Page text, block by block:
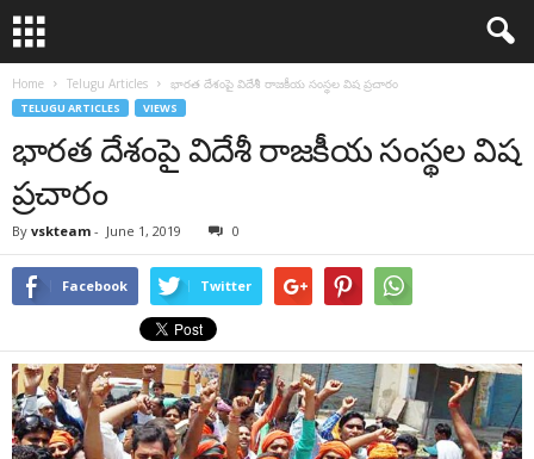
Home Telugu Articles భారత దేశంపై విదేశీ రాజకీయ సంస్థల విష ప్రచారం
TELUGU ARTICLES VIEWS
భారత దేశంపై విదేశీ రాజకీయ సంస్థల విష
ప్రచారం
By vskteam - June 1, 2019 0
Facebook Twitter